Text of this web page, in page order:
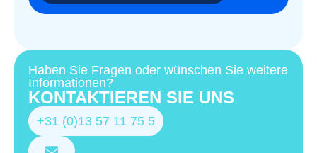
Haben Sie Fragen oder wünschen Sie weitere
Informationen?
KONTAKTIEREN SIE UNS
+31 (0)13 57 11 75 5